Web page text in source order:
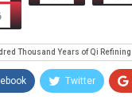
Thousand Years of Qi
Twitter